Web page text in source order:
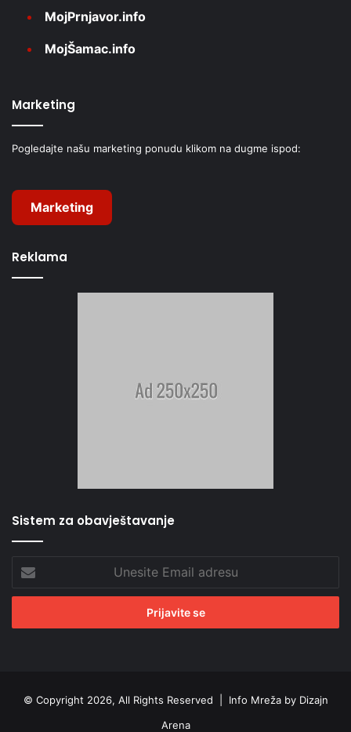
MojPrnjavor.info
MojŠamac.info
Marketing
Pogledajte našu marketing ponudu klikom na dugme ispod:
Marketing
Reklama
Sistem za obavještavanje
Email
adresu
© Copyright 2026, All Rights Reserved | Info Mreža by Dizajn
Arena